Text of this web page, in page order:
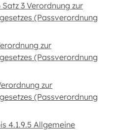
3 Verordnung zur
(Passverordnung
zur
(Passverordnung
zur
(Passverordnung
4.1.9.5 Allgemeine